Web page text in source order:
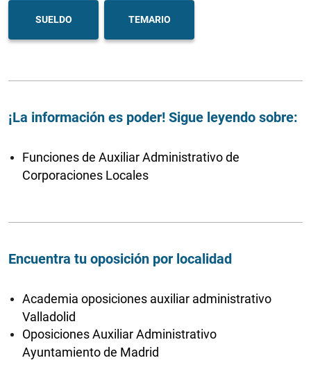
SUELDO TEMARIO
¡La información es poder! Sigue leyendo sobre:
Funciones de Auxiliar Administrativo de
Corporaciones Locales
Encuentra tu oposición por localidad
Academia oposiciones auxiliar administrativo
Valladolid
Oposiciones Auxiliar Administrativo
Ayuntamiento de Madrid